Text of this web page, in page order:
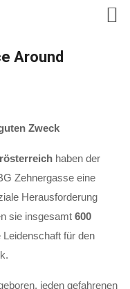
Around
Zweck
haben der
Zehnergasse eine
Herausforderung
sie insgesamt 600
für den
jeden gefahrenen